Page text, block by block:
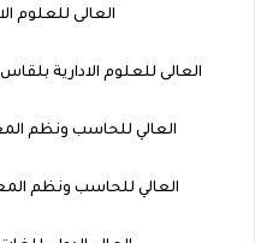
العالى للعلوم
العالى للعلوم الادارية
العالي للحاسب ونظم
العالي للحاسب ونظم